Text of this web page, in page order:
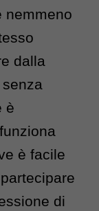
nemmeno
dalla
è
è facile
di